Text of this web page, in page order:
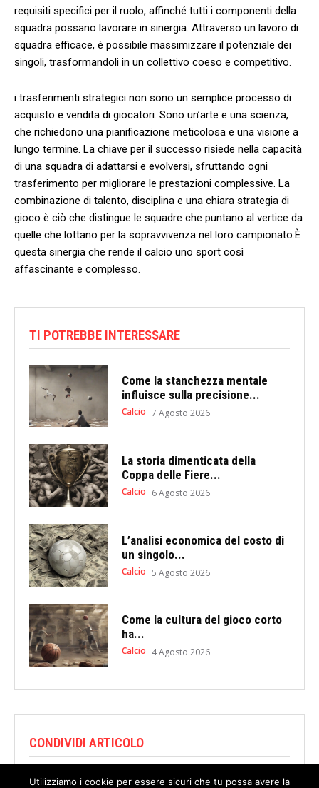
requisiti specifici ‍per il ruolo, affinché tutti i componenti della
squadra possano lavorare in sinergia. Attraverso un lavoro di
squadra efficace, è possibile massimizzare il⁣ potenziale dei
singoli, trasformandoli in ⁢un collettivo coeso ‍e competitivo.
i trasferimenti strategici ‍non sono un semplice processo di
acquisto e vendita di giocatori. Sono⁣ un’arte e una scienza,
che richiedono una pianificazione meticolosa e una visione a
lungo termine. La chiave per il successo risiede nella capacità
di una squadra di adattarsi e evolversi, sfruttando ogni
trasferimento per migliorare le prestazioni complessive. La
combinazione di talento, disciplina e una ⁢chiara strategia di
gioco ​è ciò che distingue le squadre che puntano al vertice da
quelle che lottano per la sopravvivenza nel loro campionato.È
questa sinergia che rende il calcio ‌uno sport così
affascinante e complesso.
TI POTREBBE INTERESSARE
Come la stanchezza mentale
influisce sulla precisione...
Calcio 7 Agosto 2026
La storia dimenticata della
Coppa delle Fiere...
Calcio 6 Agosto 2026
L’analisi economica del costo di
un singolo...
Calcio 5 Agosto 2026
Come la cultura del gioco corto
ha...
Calcio 4 Agosto 2026
CONDIVIDI ARTICOLO
Utilizziamo i cookie per essere sicuri che tu possa avere la